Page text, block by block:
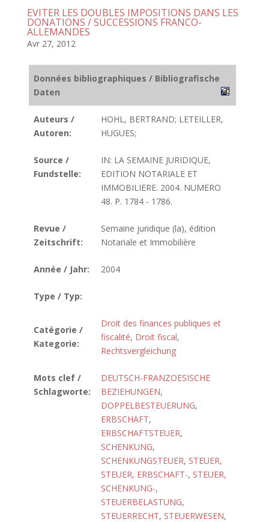
EVITER LES DOUBLES IMPOSITIONS DANS LES
DONATIONS / SUCCESSIONS FRANCO-
ALLEMANDES
Avr 27, 2012
Données bibliographiques / Bibliografische
Daten
Auteurs /
Autoren:
HOHL, BERTRAND; LETEILLER,
HUGUES;
Source /
Fundstelle:
IN: LA SEMAINE JURIDIQUE,
EDITION NOTARIALE ET
IMMOBILIERE. 2004. NUMERO
48. P. 1784 - 1786.
Revue /
Zeitschrift:
Semaine juridique (la), édition
Notariale et Immobilière
Année / Jahr: 2004
Type / Typ:
Catégorie /
Kategorie:
Droit des finances publiques et
fiscalité, Droit fiscal,
Rechtsvergleichung
Mots clef /
Schlagworte:
DEUTSCH-FRANZOESISCHE
BEZIEHUNGEN,
DOPPELBESTEUERUNG,
ERBSCHAFT,
ERBSCHAFTSTEUER,
SCHENKUNG,
SCHENKUNGSTEUER, STEUER,
STEUER, ERBSCHAFT-, STEUER,
SCHENKUNG-,
STEUERBELASTUNG,
STEUERRECHT, STEUERWESEN,